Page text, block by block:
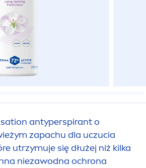
antyperspirant o
zapachu dla uczucia
utrzymuje się dłużej niż kilka
niezawodna ochrona